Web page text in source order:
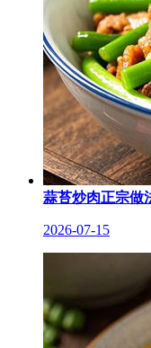
蒜苔炒肉正宗做
2026-07-15